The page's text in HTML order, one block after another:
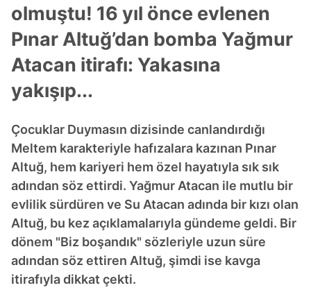
olmuştu! 16 yıl önce evlenen
Pınar Altuğ’dan bomba Yağmur
Atacan itirafı: Yakasına
yakışıp...
Çocuklar Duymasın dizisinde canlandırdığı
Meltem karakteriyle hafızalara kazınan Pınar
Altuğ, hem kariyeri hem özel hayatıyla sık sık
adından söz ettirdi. Yağmur Atacan ile mutlu bir
evlilik sürdüren ve Su Atacan adında bir kızı olan
Altuğ, bu kez açıklamalarıyla gündeme geldi. Bir
dönem "Biz boşandık" sözleriyle uzun süre
adından söz ettiren Altuğ, şimdi ise kavga
itirafıyla dikkat çekti.